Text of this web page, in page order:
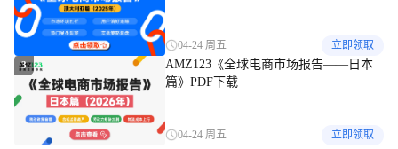
04-24 周五 立即领取
3
AMZ123《全球电商市场报告——日本
篇》PDF下载
04-24 周五 立即领取